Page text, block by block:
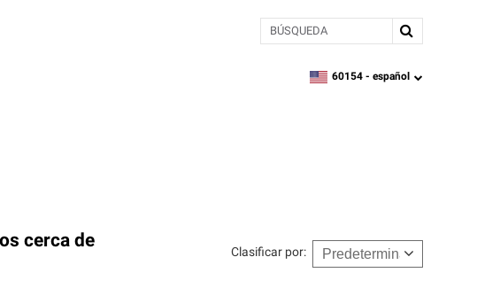
BÚSQUEDA
zipcode,language
60154 - español
cerca de
Clasificar por: